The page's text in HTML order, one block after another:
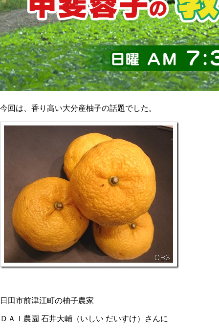
今回は、香り高い大分産柚子の話題でした。
日田市前津江町の柚子農家
ＤＡＩ農園 石井大輔（いしい だいすけ）さんに